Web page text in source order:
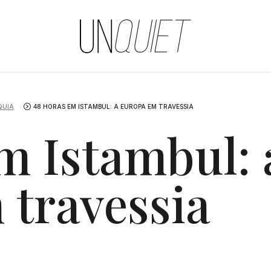
UNQUIET
48 HORAS EM ISTAMBUL: A EUROPA EM TRAVESSIA
Istambul:
travessia